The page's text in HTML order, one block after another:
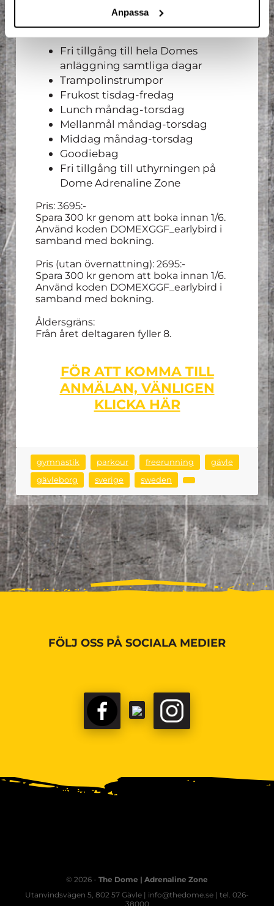
Anpassa
Detta ingår i anmälan:
Fri tillgång till hela Domes
anläggning samtliga dagar
Trampolinstrumpor
Frukost tisdag-fredag
Lunch måndag-torsdag
Mellanmål måndag-torsdag
Middag måndag-torsdag
Goodiebag
Fri tillgång till uthyrningen på
Dome Adrenaline Zone
Pris: 3695:-
Spara 300 kr genom att boka innan 1/6.
Använd koden DOMEXGGF_earlybird i
samband med bokning.
Pris (utan övernattning): 2695:-
Spara 300 kr genom att boka innan 1/6.
Använd koden DOMEXGGF_earlybird i
samband med bokning.
Åldersgräns:
Från året deltagaren fyller 8.
FÖR ATT KOMMA TILL
ANMÄLAN, VÄNLIGEN
KLICKA HÄR
gymnastik parkour freerunning
gävle
gävleborg
sverige sweden
FÖLJ OSS PÅ SOCIALA MEDIER
© 2026 - The Dome | Adrenaline Zone
Utanvindsvägen 5, 802 57 Gävle | info@thedome.se | tel. 026-
38000